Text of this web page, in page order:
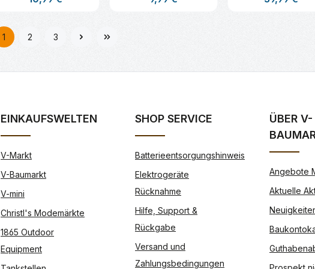
Produkt Anzahl: Gib den gewünschten Wert
Seite
1
Seite
2
Seite
3
EINKAUFSWELTEN
V-Markt
V-Baumarkt
V-mini
Christl's Modemärkte
1865 Outdoor
Equipment
SHOP SERVICE
Batterieentsorgungshinweis
Elektrogeräte
Rücknahme
Hilfe, Support &
Rückgabe
Versand und
Zahlungsbedingungen
ÜBER V-
Angebote
Aktuelle